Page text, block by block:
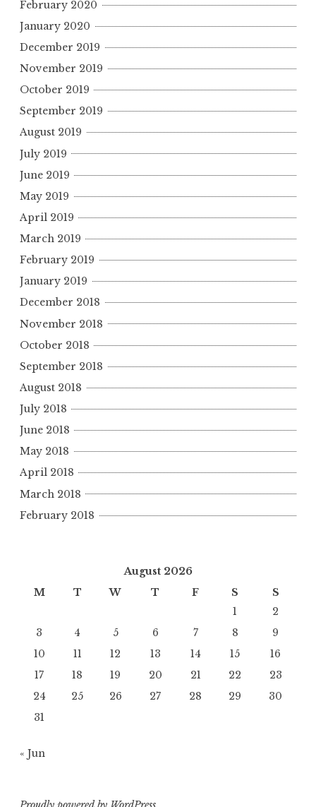
February 2020
January 2020
December 2019
November 2019
October 2019
September 2019
August 2019
July 2019
June 2019
May 2019
April 2019
March 2019
February 2019
January 2019
December 2018
November 2018
October 2018
September 2018
August 2018
July 2018
June 2018
May 2018
April 2018
March 2018
February 2018
August 2026
M
T W T F S
S
1
2
3
4 5 6 7 8
9
10
11 12 13 14 15
16
17
18 19 20 21 22
23
24
25 26 27 28 29
30
31
« Jun